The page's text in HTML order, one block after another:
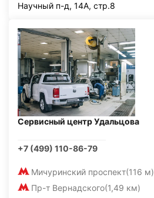
Научный п-д, 14А, стр.8
Сервисный центр Удальцова
+7 (499) 110-86-79
Мичуринский проспект(116 м)
Пр-т Вернадского(1,49 км)